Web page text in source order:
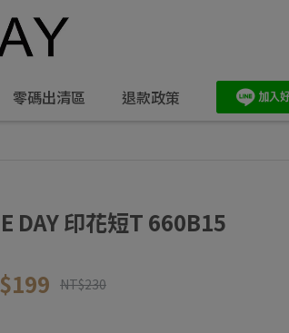
零碼出清區 退款政策
DAY 印花短T 660B15
NT$230